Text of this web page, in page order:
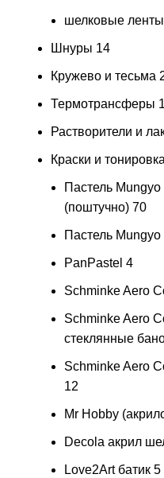
шелковые
Шнуры 14
Кружево и тесьма
Термотрансферы
Растворители и
Краски и тонировка
Пастель
(поштучно) 70
Пастель
PanPastel 4
Schminke Aero
Schminke Aero
стеклянные
Schminke Aero
12
Mr Hobby
Decola акрил
Love2Art батик 5